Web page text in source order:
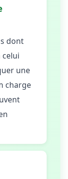
dont
celui
une
charge